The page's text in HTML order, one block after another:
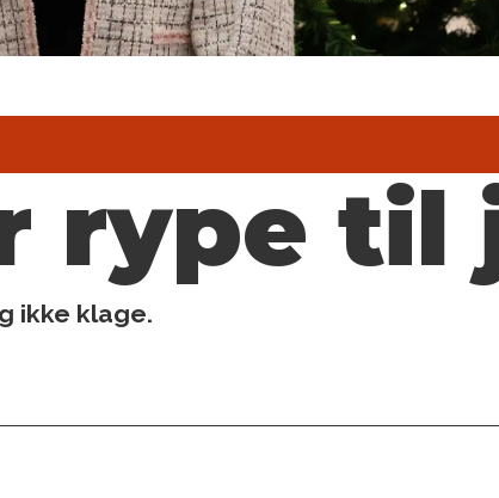
rype til
ikke klage.